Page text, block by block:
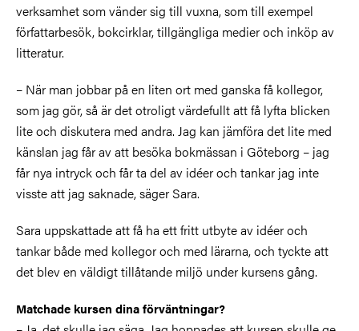
verksamhet som vänder sig till vuxna, som till exempel
författarbesök, bokcirklar, tillgängliga medier och inköp av
litteratur.
– När man jobbar på en liten ort med ganska få kollegor,
som jag gör, så är det otroligt värdefullt att få lyfta blicken
lite och diskutera med andra. Jag kan jämföra det lite med
känslan jag får av att besöka bokmässan i Göteborg – jag
får nya intryck och får ta del av idéer och tankar jag inte
visste att jag saknade, säger Sara.
Sara uppskattade att få ha ett fritt utbyte av idéer och
tankar både med kollegor och med lärarna, och tyckte att
det blev en väldigt tillåtande miljö under kursens gång.
Matchade kursen dina förväntningar?